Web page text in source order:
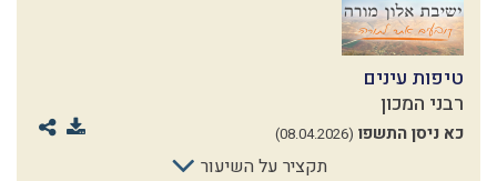
טיפות עינים
רבני המכון
כא ניסן התשפו (08.04.2026)
תקציר על השיעור